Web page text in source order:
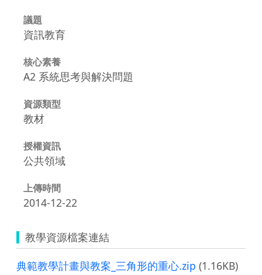
議題
資訊教育
核心素養
A2 系統思考與解決問題
資源類型
教材
授權資訊
公共領域
上傳時間
2014-12-22
教學資源檔案連結
典範教學計畫與教案_三角形的重心.zip (1.16KB)